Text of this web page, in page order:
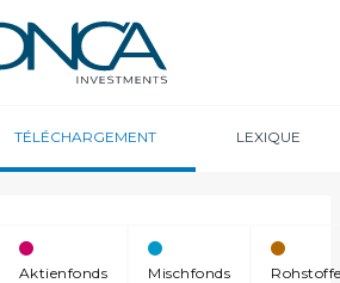
TÉLÉCHARGEMENT LEXIQUE
Aktienfonds Mischfonds